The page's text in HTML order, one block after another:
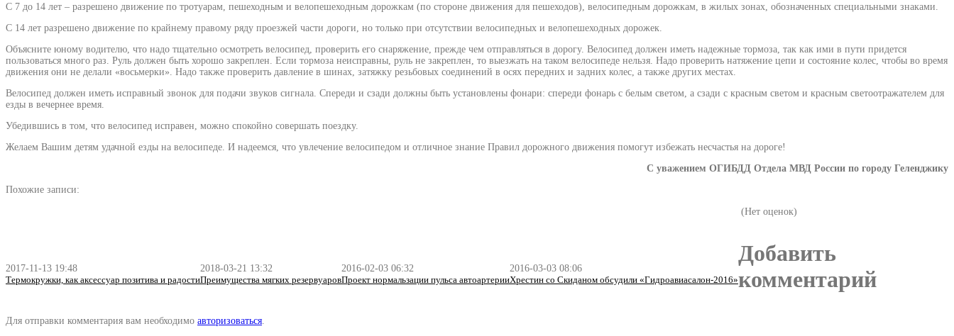
С 7 до 14 лет – разрешено движение по тротуарам, пешеходным и велопешеходным дорожкам (по стороне движения для пешеходов), велосипедным дорожкам, в жилых зонах, обозначенных специальными знаками.
С 14 лет разрешено движение по крайнему правому ряду проезжей части дороги, но только при отсутствии велосипедных и велопешеходных дорожек.
Объясните юному водителю, что надо тщательно осмотреть велосипед, проверить его снаряжение, прежде чем отправляться в дорогу. Велосипед должен иметь надежные тормоза, так как ими в пути придется
пользоваться много раз. Руль должен быть хорошо закреплен. Если тормоза неисправны, руль не закреплен, то выезжать на таком велосипеде нельзя. Надо проверить натяжение цепи и состояние колес, чтобы во врeмя
движения они не делали «восьмерки». Надо также проверить давление в шинах, затяжку резьбовых соединений в осях передних и задних колес, а также других местах.
Велосипед должен иметь исправный звонок для подачи звуков сигнала. Спереди и сзади должны быть установлены фонари: спереди фонарь с белым светом, а сзади с красным светом и красным светоотражателем для
езды в вечернее время.
Убедившись в том, что велосипед исправен, можно спокойно coвершать поездку.
Желаем Вашим детям удачной езды на велосипеде. И надеемся, что увлечение велосипедом и отличное знание Правил дорожного движения помогут избежать несчастья на дороге!
С уважением ОГИБДД Отдела МВД России по городу Геленджику
Похожие записи:
2017-11-13 19:48
Термокружки, как аксессуар позитива и радости
2018-03-21 13:32
Преимущества мягких резервуаров
2016-02-03 06:32
Проект нормальзации пульса автоартерии
2016-03-03 08:06
Хрестин со Скиданом обсудили «Гидроавиасалон-2016»
(Нет оценок)
Добавить
комментарий
Для отправки комментария вам необходимо авторизоваться